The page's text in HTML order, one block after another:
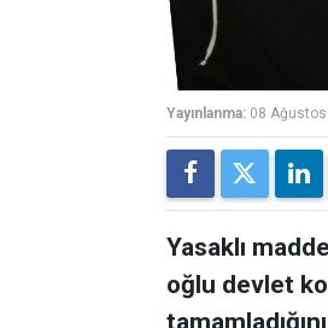
Yayınlanma: 08
Yasaklı
oğlu devlet